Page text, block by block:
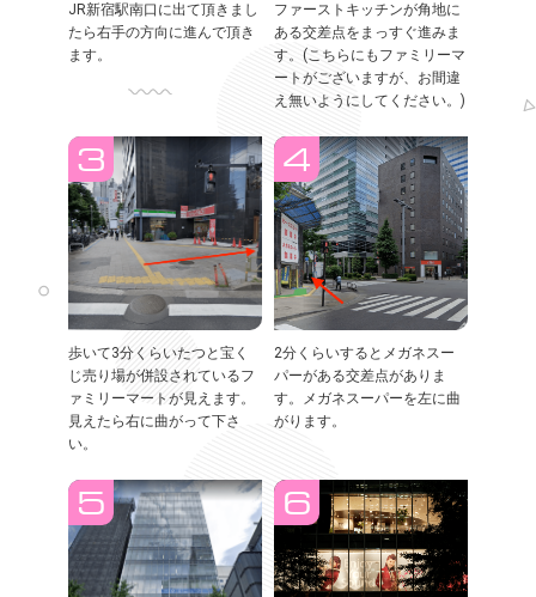
JR新宿駅南口に出て頂きまし
たら右手の方向に進んで頂き
ます。
ファーストキッチンが角地に
ある交差点をまっすぐ進みま
す。(こちらにもファミリーマ
ートがございますが、お間違
え無いようにしてください。)
歩いて3分くらいたつと宝く
じ売り場が併設されているフ
ァミリーマートが見えます。
見えたら右に曲がって下さ
い。
2分くらいするとメガネスー
パーがある交差点がありま
す。メガネスーパーを左に曲
がります。